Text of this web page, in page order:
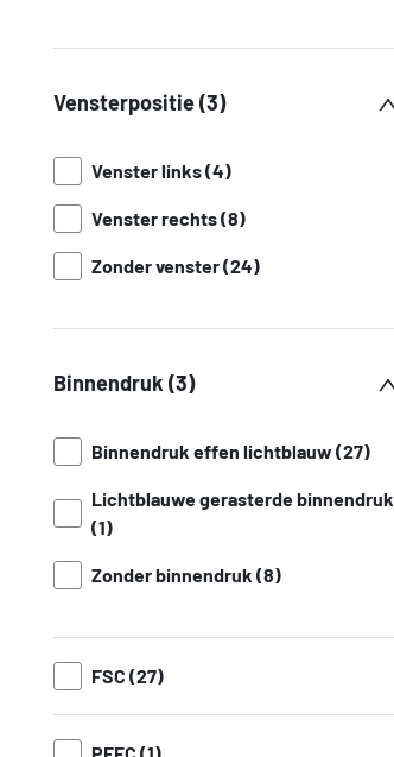
Vensterpositie (3)
Venster links (4)
Venster rechts (8)
Zonder venster (24)
Binnendruk (3)
Binnendruk effen lichtblauw (27)
Lichtblauwe gerasterde binnendruk
(1)
Zonder binnendruk (8)
FSC (27)